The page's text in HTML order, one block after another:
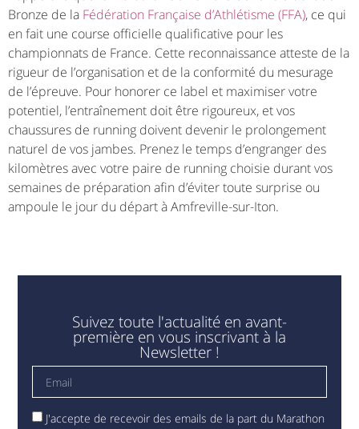
Bronze de la Fédération Française d’Athlétisme (FFA), ce qui
en fait une course officielle qualificative pour les
championnats de France. Cette reconnaissance atteste de la
rigueur de l’organisation et de la conformité du mesurage
de l’épreuve. Pour honorer ce label et maximiser votre
potentiel, l’entraînement doit être rigoureux, et vos
chaussures de running doivent devenir le prolongement
naturel de vos jambes. Prenez le temps d’engranger des
kilomètres avec votre paire de running choisie durant vos
semaines de préparation afin d’éviter toute surprise ou
ampoule le jour du départ à Amfreville-sur-Iton.
Suivez toute l'actualité en avant-
première en vous inscrivant à la
Newsletter !
J'accepte de recevoir des emails de la part du Marathon